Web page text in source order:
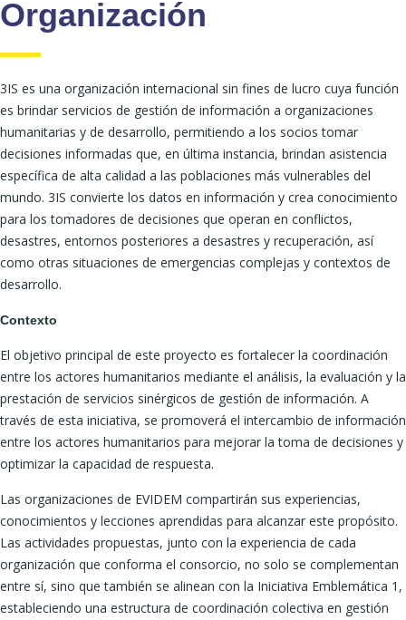
Organización
3IS es una organización internacional sin fines de lucro cuya función
es brindar servicios de gestión de información a organizaciones
humanitarias y de desarrollo, permitiendo a los socios tomar
decisiones informadas que, en última instancia, brindan asistencia
específica de alta calidad a las poblaciones más vulnerables del
mundo. 3IS convierte los datos en información y crea conocimiento
para los tomadores de decisiones que operan en conflictos,
desastres, entornos posteriores a desastres y recuperación, así
como otras situaciones de emergencias complejas y contextos de
desarrollo.
Contexto
El objetivo principal de este proyecto es fortalecer la coordinación
entre los actores humanitarios mediante el análisis, la evaluación y la
prestación de servicios sinérgicos de gestión de información. A
través de esta iniciativa, se promoverá el intercambio de información
entre los actores humanitarios para mejorar la toma de decisiones y
optimizar la capacidad de respuesta.
Las organizaciones de EVIDEM compartirán sus experiencias,
conocimientos y lecciones aprendidas para alcanzar este propósito.
Las actividades propuestas, junto con la experiencia de cada
organización que conforma el consorcio, no solo se complementan
entre sí, sino que también se alinean con la Iniciativa Emblemática 1,
estableciendo una estructura de coordinación colectiva en gestión